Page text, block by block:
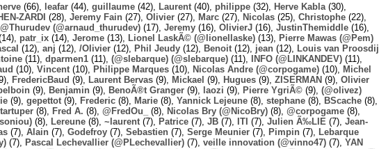
(66), leafar (44), guillaume (42), Laurent (40), philippe (32), Herve Kabla (30),
ZARDI (28), Jeremy Fain (27), Olivier (27), Marc (27), Nicolas (25), Christophe (22),
(@arnaud_thurudev) (17), Jeremy (16), OlivierJ (16), JustinThemiddle (16),
patr_ix (14), Jerome (13), Lionel LaskÃ© (@lionellaske) (13),
Pierre Mawas (@Pem)
(12), anj (12), /Olivier (12), Phil Jeudy (12), Benoit (12), jean (12),
Louis van Proosdij
(11), dparmen1 (11), (@slebarque) (@slebarque) (11), INFO (@LINKANDEV) (11),
(10), Vincent (10), Philippe Marques (10), Nicolas Andre (@corpogame) (10),
Michel
FredericBaud (9), Laurent Bervas (9), Mickael (9), Hugues (9), ZISERMAN (9), Olivier
(9), Benjamin (9), BenoÃ®t Granger (9), laozi (9), Pierre YgriÃ© (9), (@olivez)
(9), gepettot (9), Frederic (8), Marie (8), Yannick Lejeune (8), stephane (8), BScache (8),
(8), Fred A. (8), @FredOu_ (8), Nicolas Bry (@NicoBry) (8), @corpogame (8),
(8), Lereune (8), ~laurent (7), Patrice (7), JB (7), ITI (7), Julien Ã‰LIE (7), Jean-
(7), Alain (7), Godefroy (7), Sebastien (7), Serge Meunier (7), Pimpin (7),
Lebarque
(7), Pascal Lechevallier (@PLechevallier) (7), veille innovation (@vinno47) (7), YAN